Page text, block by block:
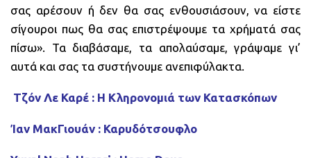
σας αρέσουν ή δεν θα σας ενθουσιάσουν, να είστε
σίγουροι πως θα σας επιστρέψουμε τα χρήματά σας
πίσω». Τα διαβάσαμε, τα απολαύσαμε, γράψαμε γι’
αυτά και σας τα συστήνουμε ανεπιφύλακτα.
Τζόν Λε Καρέ : Η Κληρονομιά των Κατασκόπων
Ίαν ΜακΓιουάν : Καρυδότσουφλο